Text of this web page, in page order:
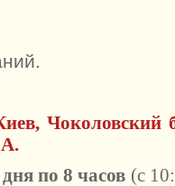
Чоколовский
А.
по 8 часов (с